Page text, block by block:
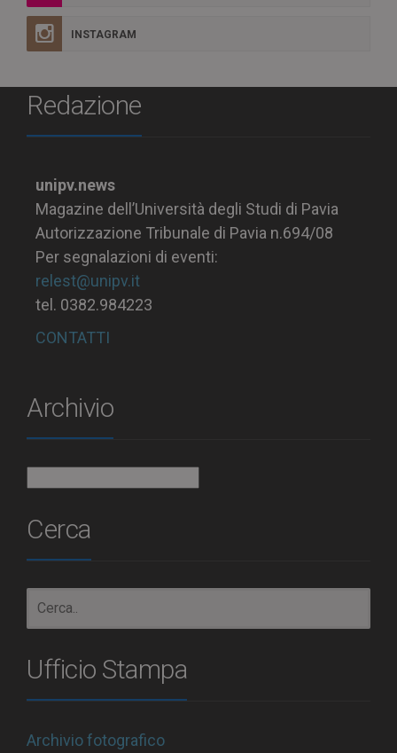
INSTAGRAM
Redazione
unipv.news
Magazine dell’Università degli Studi di Pavia
Autorizzazione Tribunale di Pavia n.694/08
Per segnalazioni di eventi:
relest@unipv.it
tel. 0382.984223
CONTATTI
Archivio
Cerca
Ufficio Stampa
Archivio fotografico